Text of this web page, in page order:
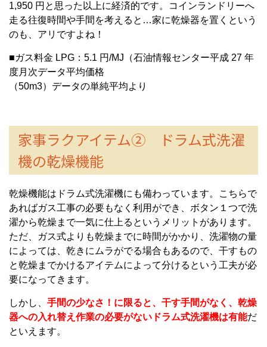
1,950 円と思った以上に経済的です。コインランドリーへ
走る往復時間や手間を考えると…家に乾燥器を置くという
のも、アリですよね！
■ガス料金 LPG：5.1 円/MJ（石油情報センター平成 27 年
度月次データ平均価格
（50m3）データの単純平均より
家事ラクアイテム② ドラム式洗濯
機の乾燥機能
乾燥機能はドラム式洗濯機にも備わっています。こちらで
あればガス工事の必要もなく利用ができ、ボタン１つで洗
濯から乾燥まで一気に仕上るというメリットがあります。
ただ、ガス式よりも乾燥までに時間がかかり、洗濯物の量
によっては、乾きにムラがでる場合もあるので、干すもの
と乾燥までかけるアイテムによって分けるという工夫が必
要になってきます。
しかし、 手間の少なさ！に限ると、干す手間がなく、乾燥
器への入れ替え作業の必要がないドラム式洗濯機は有能だ
といえます。